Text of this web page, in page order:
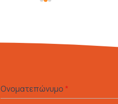
Ονοματεπώνυμο *